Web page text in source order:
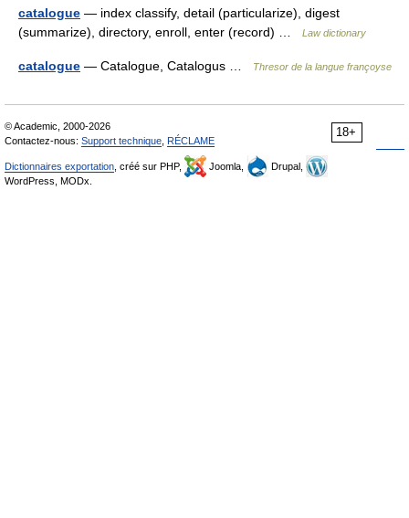
catalogue — index classify, detail (particularize), digest
(summarize), directory, enroll, enter (record) …
Law dictionary
catalogue — Catalogue, Catalogus … Thresor de la langue françoyse
18+
© Academic, 2000-2026
Contactez-nous: Support technique RÉCLAME
Dictionnaires exportation , créé sur PHP, Joomla,
Drupal,
WordPress, MODx.